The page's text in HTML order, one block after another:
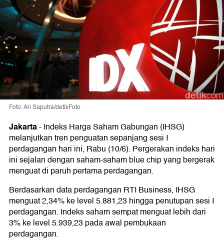
Foto: Ari Saputra/detikFoto
Jakarta-Indeks Harga Saham Gabungan (IHSG)
melanjutkan tren penguatan sepanjang sesi I
perdagangan hari ini, Rabu (10/6). Pergerakan indeks hari
ini sejalan dengan saham-saham blue chip yang bergerak
menguat di paruh pertama perdagangan.
Berdasarkan data perdagangan RTI Business, IHSG
menguat 2,34% ke level 5.881,23 hingga penutupan sesi I
perdagangan. Indeks saham sempat menguat lebih dari
3% ke level 5.939,23 pada awal pembukaan
perdagangan.